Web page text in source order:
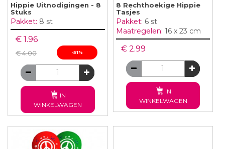
Hippie Uitnodigingen - 8
Stuks
Pakket: 8 st
€ 1.96
€ 4.00 -51%
IN
WINKELWAGEN
8 Rechthoekige Hippie
Tasjes
Pakket: 6 st
Maatregelen: 16 x 23 cm
€ 2.99
IN
WINKELWAGEN